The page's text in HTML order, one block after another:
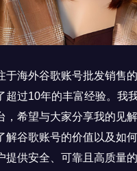
于海外谷歌账号批发销售
超过10年的丰富经验。我
，希望与大家分享我的见
解谷歌账号的价值以及如
提供安全、可靠且高质量